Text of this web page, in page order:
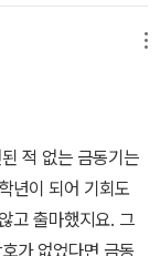
우도록 도와준다.
보듬어주고 토닥여
명 동기는 엉터리
감과 자신감, 자
민주주의의 꽃이
되더라도 다시 하
있도록 이끌기 때
있으면 무조건 좋
들에게 진정한 믿음
누구일까?이 책은
구들' '믿음' '소통'
여다보는 듯한 생생
들 마음을 잘 표현
은 책임감과 믿음
적 없는 금동기는
년이 되어 기회도
고 출마했지요. 그
가 없었다면 금동